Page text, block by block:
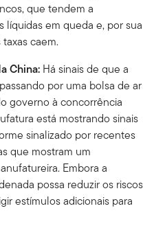
que tendem a
líquidas em queda e, por sua
caem.
China: Há sinais de que a
por uma bolsa de ar
governo à concorrência
está mostrando sinais
sinalizado por recentes
que mostram um
Embora a
possa reduzir os riscos
estímulos adicionais para